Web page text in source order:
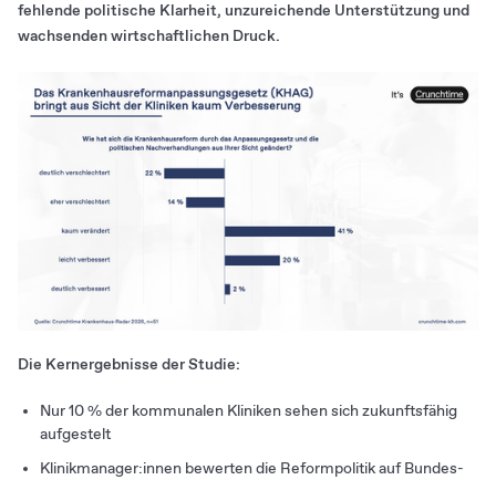
fehlende politische Klarheit, unzureichende Unterstützung und
wachsenden wirtschaftlichen Druck.
Die Kernergebnisse der Studie:
Nur 10 % der kommunalen Kliniken sehen sich zukunftsfähig
aufgestelt
Klinikmanager:innen bewerten die Reformpolitik auf Bundes-